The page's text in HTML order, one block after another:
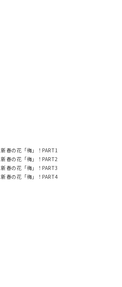
春の花「梅」！PART1
春の花「梅」！PART2
春の花「梅」！PART3
春の花「梅」！PART4